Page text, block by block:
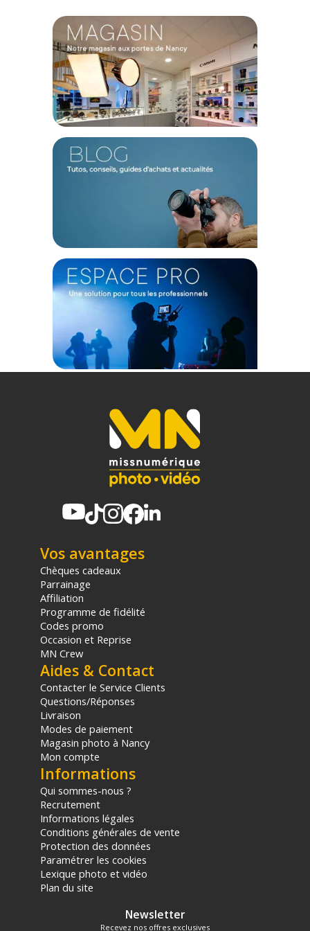
des espaces plus réduits comme un home studio. La
longueur de 11 m vous assure une grande durabilité, vous
permettant de dérouler une surface neuve et impeccable
pour de nombreuses séances.
Caractéristiques du Savage fond papier 1,36x11m
Mocha :
Marque : SAVAGE
Couleur : Mocha
Dimensions (L x l) : 11 m x 1,36 m
1x Rouleau fond papier Savage 1.36 x 11m Mocha
Code EAN SAVAGE Savage fond papier 1,36x11m Mocha -
Fond papier - Achat & prix :000000098781
Garantie 2 ans
(1) Offre valable jusqu'au 31 Décembre 2030 à partir de 49 euros
d'achat, sur la base d'une expédition Chronopost 24H vers un point
relais situé en France continentale uniquement, valable uniquement
sur les produits de moins de 1m et moins de 20Kg.
(2) Nombre de points Fidélité estimés, hors remises au panier, basé
Vos avantages
Chèques cadeaux
Parrainage
Affiliation
Programme de fidélité
Codes promo
Occasion et Reprise
MN Crew
Aides & Contact
Contacter le Service Clients
Questions/Réponses
Livraison
Modes de paiement
Magasin photo à Nancy
Mon compte
Informations
Qui sommes-nous ?
Recrutement
Informations légales
Conditions générales de vente
Protection des données
Paramétrer les cookies
Lexique photo et vidéo
Plan du site
Newsletter
Recevez nos offres exclusives